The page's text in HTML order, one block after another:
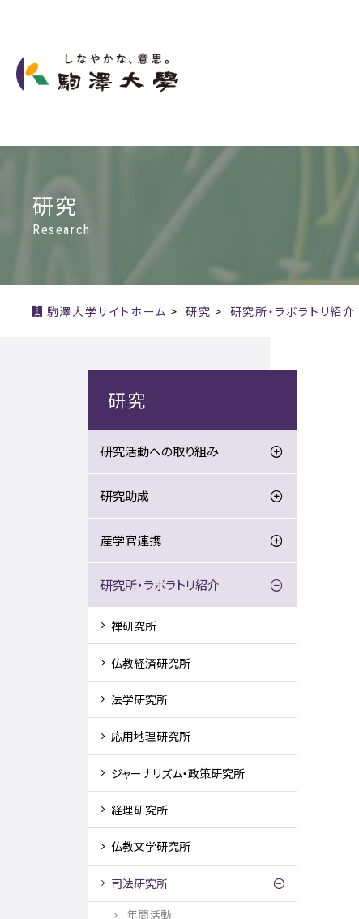
研究
Research
駒澤大学サイトホーム >研究 > 研究所・ラボラトリ紹介
研究
研究活動への取り組み
研究助成
産学官連携
研究所・ラボラトリ紹介
禅研究所
仏教経済研究所
法学研究所
応用地理研究所
ジャーナリズム・政策研究所
経理研究所
仏教文学研究所
司法研究所
年間活動